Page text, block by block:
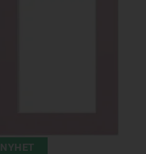
NYHET